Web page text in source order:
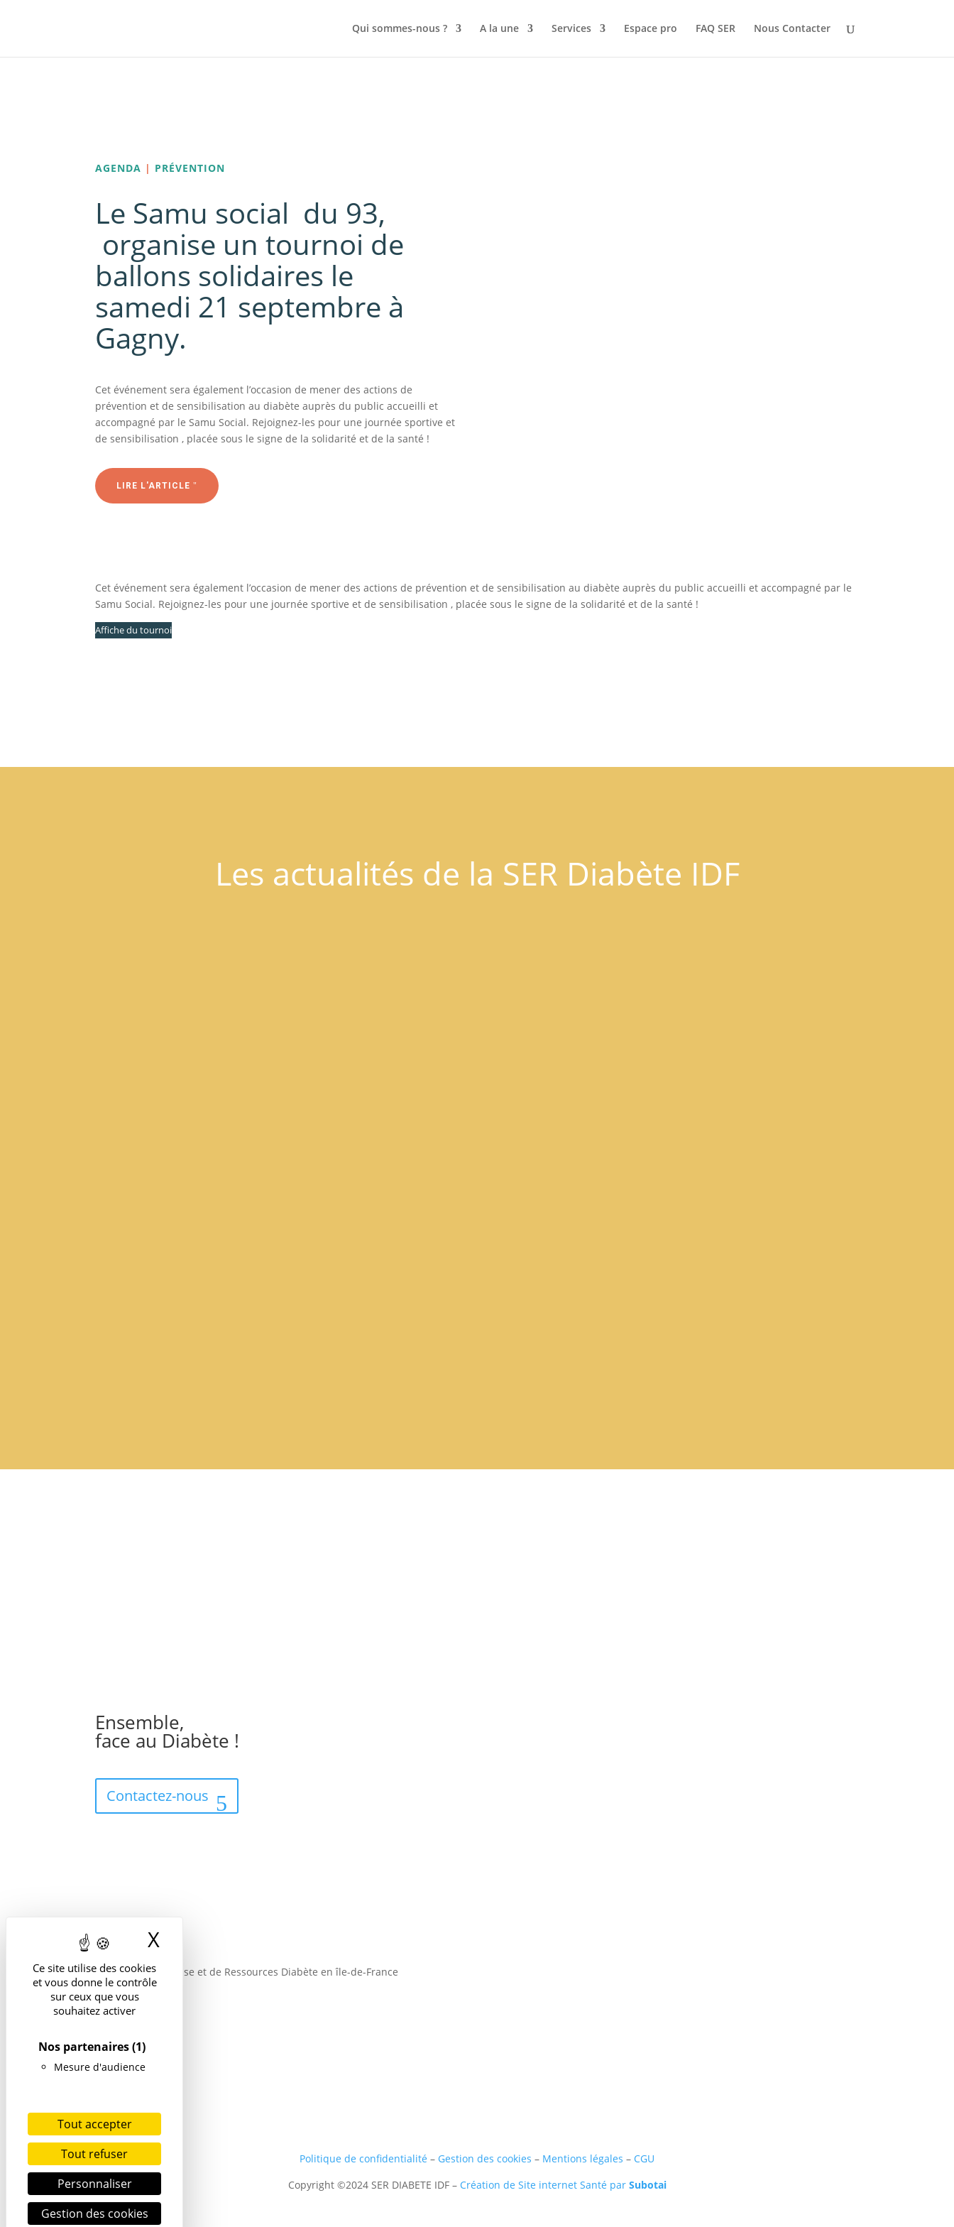
Ce site utilise des cookies
et vous donne le contrôle
sur ceux que vous
souhaitez activer
Nos partenaires(1)
Mesure d'audience
Tout accepter
Tout refuser
Personnaliser
Gestion des cookies
X
Qui sommes-nous ? A la une Services Espace pro FAQ SER Nous Contacter
AGENDA | PRÉVENTION
Le Samu social du 93,
organise un tournoi de
ballons solidaires le
samedi 21 septembre à
Gagny.
Cet événement sera également l’occasion de mener des actions de
prévention et de sensibilisation au diabète auprès du public accueilli et
accompagné par le Samu Social. Rejoignez-les pour une journée sportive et
de sensibilisation , placée sous le signe de la solidarité et de la santé !
LIRE L'ARTICLE
Cet événement sera également l’occasion de mener des actions de prévention et de sensibilisation au diabète auprès du public accueilli et accompagné par le
Samu Social. Rejoignez-les pour une journée sportive et de sensibilisation , placée sous le signe de la solidarité et de la santé !
Affiche du tournoi
Les actualités de la SER Diabète IDF
Ensemble,
face au Diabète !
Contactez-nous
Structure d’Expertise et de Ressources Diabète en île-de-France
Suivre
Politique de confidentialité – Gestion des cookies – Mentions légales – CGU
Copyright ©2024 SER DIABETE IDF – Création de Site internet Santé par Subotai